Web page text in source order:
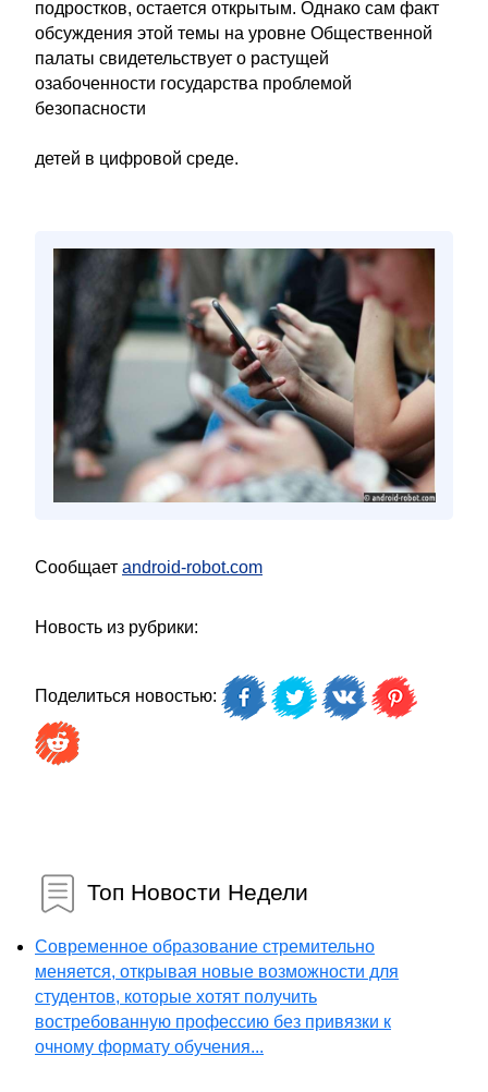
подростков, остается открытым. Однако сам факт
обсуждения этой темы на уровне Общественной
палаты свидетельствует о растущей
озабоченности государства проблемой
безопасности
детей в цифровой среде.
Сообщает android-robot.com
Новость из рубрики:
Поделиться новостью:
Топ Новости Недели
Современное образование стремительно
меняется, открывая новые возможности для
студентов, которые хотят получить
востребованную профессию без привязки к
очному формату обучения...